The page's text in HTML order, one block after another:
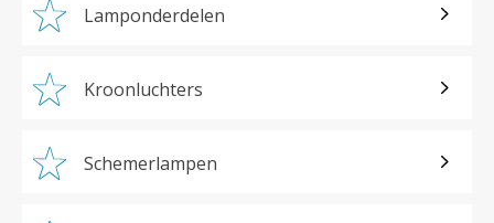
Lamponderdelen
Kroonluchters
Schemerlampen